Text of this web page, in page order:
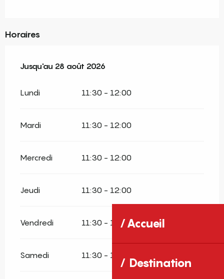
Accueil
Destination
Horaires
Du3 août 2026au28 août 2026
Jusqu'au 28 août 2026
Lundi 11:30 - 12:00
Mardi 11:30 - 12:00
Mercredi 11:30 - 12:00
Jeudi 11:30 - 12:00
Vendredi 11:30 - 12:00
Samedi 11:30 - 12:00